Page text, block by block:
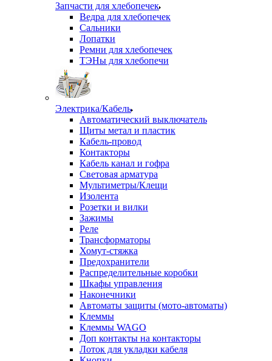
Запчасти для хлебопечек
Ведра для хлебопечек
Сальники
Лопатки
Ремни для хлебопечек
ТЭНы для хлебопечи
Электрика/Кабель
Автоматический выключатель
Щиты метал и пластик
Кабель-провод
Контакторы
Кабель канал и гофра
Световая арматура
Мультиметры/Клещи
Изолента
Розетки и вилки
Зажимы
Реле
Трансформаторы
Хомут-стяжка
Предохранители
Распределительные коробки
Шкафы управления
Наконечники
Автоматы защиты (мото-автоматы)
Клеммы
Клеммы WAGO
Доп контакты на контакторы
Лоток для укладки кабеля